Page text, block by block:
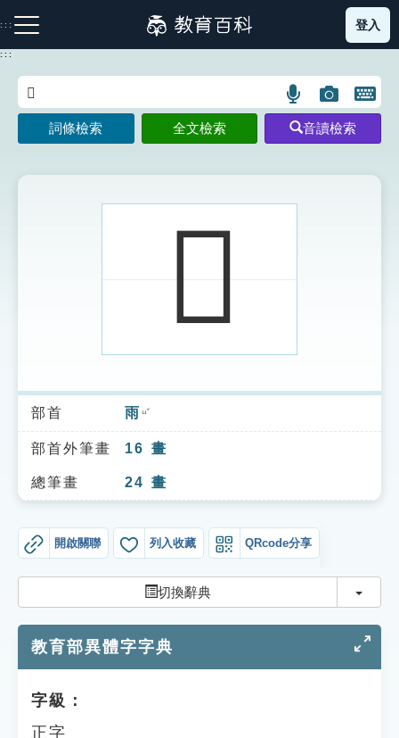
到
主
:::
注音索引圖示 筆畫索引圖示 部首索引表圖示
索引選單
知識索引
單字索引
貓頭鷹博士
登入
:::
語
言
搜
示
圖
片
搜
開
鍵
圖
詞條檢索 全文檢索 音讀檢索
𩆯
部首 雨 ㄩˇ
部首外筆畫 16 畫
總筆畫 24 畫
開啟關聯 列入收藏 QRcode分享
切換辭典 切換
教育部異體字字典
字級：
正字